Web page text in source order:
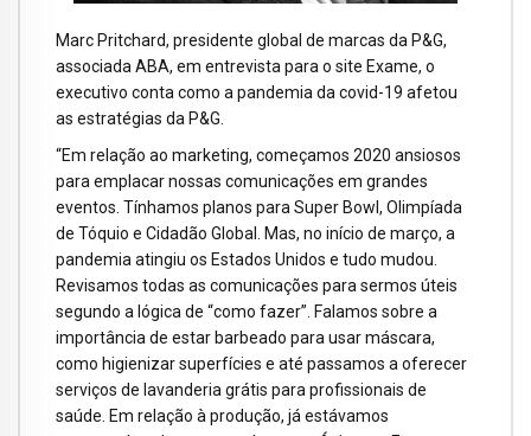
Marc Pritchard, presidente global de marcas da P&G,
associada ABA, em entrevista para o site Exame, o
executivo conta como a pandemia da covid-19 afetou
as estratégias da P&G.
“Em relação ao marketing, começamos 2020 ansiosos
para emplacar nossas comunicações em grandes
eventos. Tínhamos planos para Super Bowl, Olimpíada
de Tóquio e Cidadão Global. Mas, no início de março, a
pandemia atingiu os Estados Unidos e tudo mudou.
Revisamos todas as comunicações para sermos úteis
segundo a lógica de “como fazer”. Falamos sobre a
importância de estar barbeado para usar máscara,
como higienizar superfícies e até passamos a oferecer
serviços de lavanderia grátis para profissionais de
saúde. Em relação à produção, já estávamos